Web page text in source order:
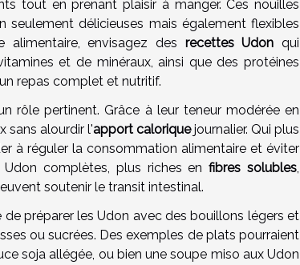
tout en prenant plaisir à manger. Ces nouilles
seulement délicieuses mais également flexibles
alimentaire, envisagez des recettes Udon qui
et de minéraux, ainsi que des protéines
repas complet et nutritif.
rôle pertinent. Grâce à leur teneur modérée en
sans alourdir l'apport caloriquejournalier. Qui plus
à réguler la consommation alimentaire et éviter
Udon complètes, plus riches enfibres solubles,
soutenir le transit intestinal.
préparer les Udon avec des bouillons légers et
ou sucrées. Des exemples de plats pourraient
soja allégée, ou bien une soupe miso aux Udon